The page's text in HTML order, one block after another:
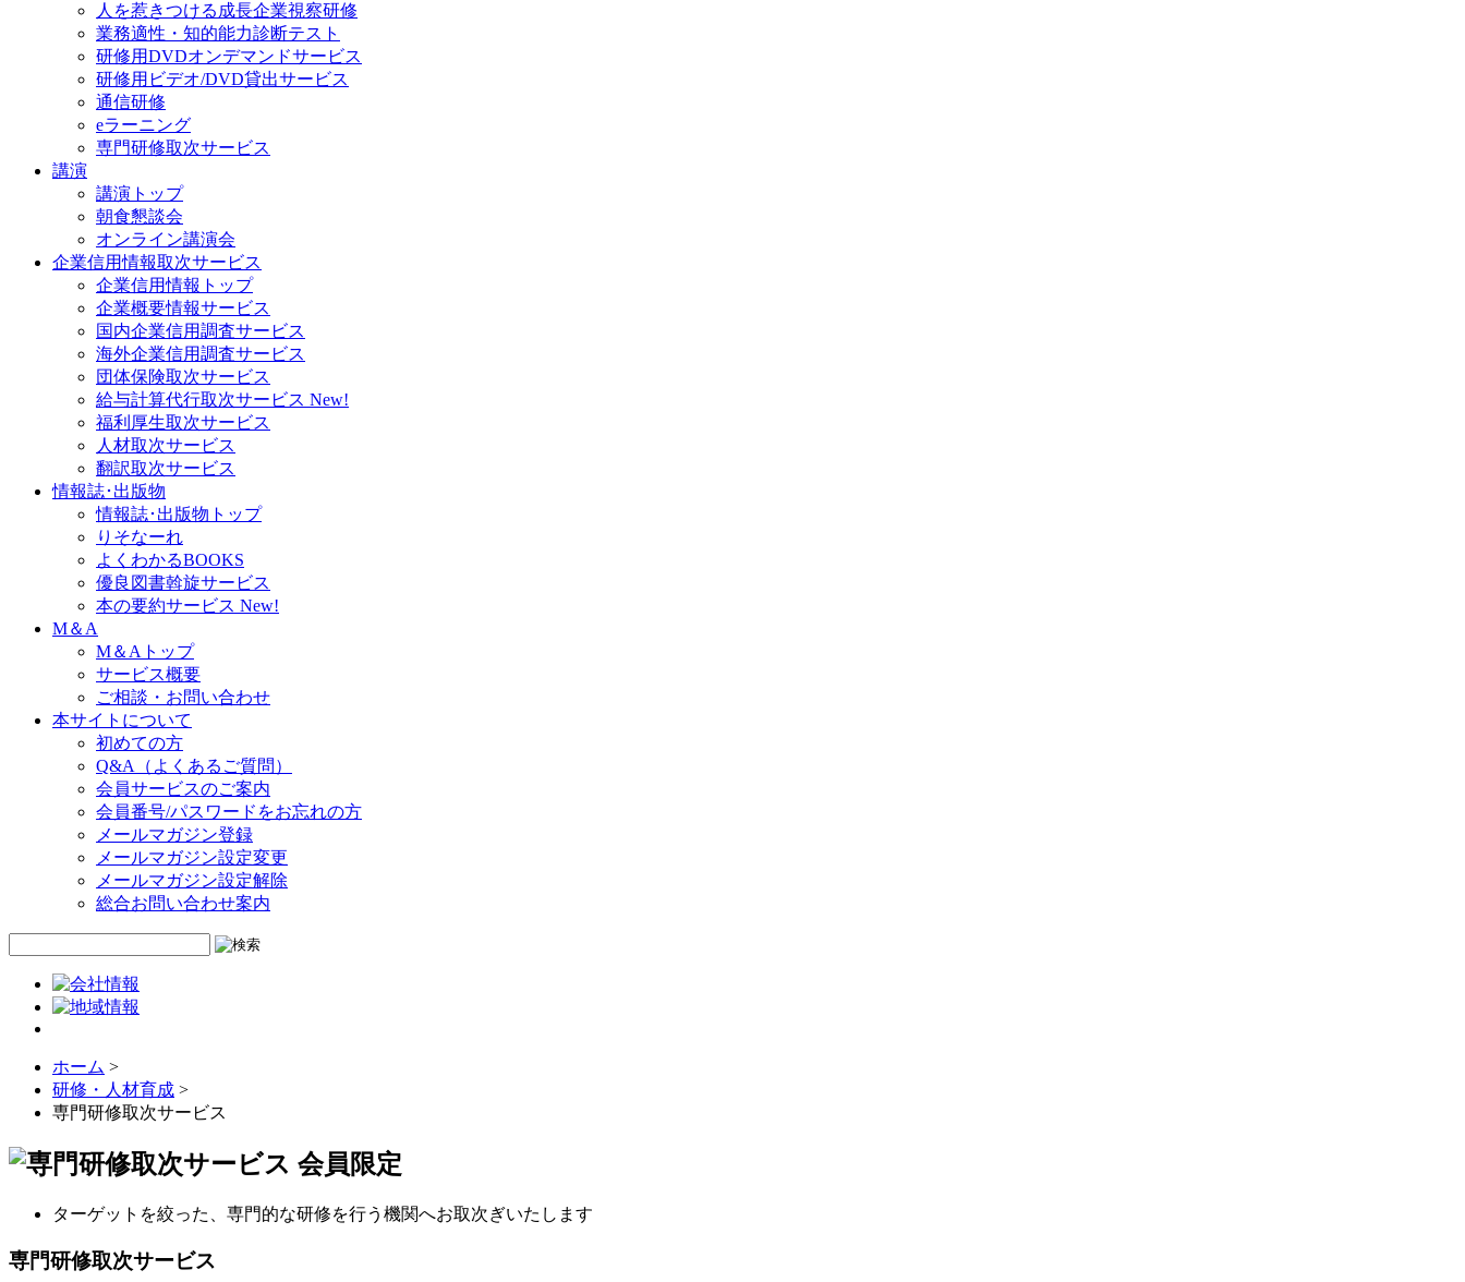
人を惹きつける成長企業視察研修
業務適性・知的能力診断テスト
研修用DVDオンデマンドサービス
研修用ビデオ/DVD貸出サービス
通信研修
eラーニング
専門研修取次サービス
講演
講演トップ
朝食懇談会
オンライン講演会
企業信用情報取次サービス
企業信用情報トップ
企業概要情報サービス
国内企業信用調査サービス
海外企業信用調査サービス
団体保険取次サービス
給与計算代行取次サービス New!
福利厚生取次サービス
人材取次サービス
翻訳取次サービス
情報誌･出版物
情報誌･出版物トップ
りそなーれ
よくわかるBOOKS
優良図書斡旋サービス
本の要約サービス New!
M＆A
M＆Aトップ
サービス概要
ご相談・お問い合わせ
本サイトについて
初めての方
Q&A（よくあるご質問）
会員サービスのご案内
会員番号/パスワードをお忘れの方
メールマガジン登録
メールマガジン設定変更
メールマガジン設定解除
総合お問い合わせ案内
ホーム >
研修・人材育成 >
専門研修取次サービス
会員限定
ターゲットを絞った、専門的な研修を行う機関へお取次ぎいたします
専門研修取次サービス